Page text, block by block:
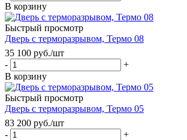
В корзину
Быстрый просмотр
Дверь с терморазрывом, Термо 08
35 100 руб./шт
-
+
В корзину
Быстрый просмотр
Дверь с терморазрывом, Термо 05
83 200 руб./шт
-
+